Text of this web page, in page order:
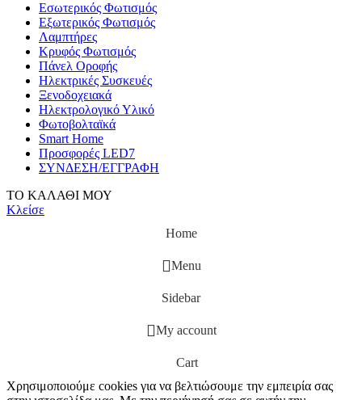
Εσωτερικός Φωτισμός
Εξωτερικός Φωτισμός
Λαμπτήρες
Κρυφός Φωτισμός
Πάνελ Οροφής
Ηλεκτρικές Συσκευές
Ξενοδοχειακά
Ηλεκτρολογικό Υλικό
Φωτοβολταϊκά
Smart Home
Προσφορές LED7
ΣΥΝΔΕΣΗ/ΕΓΓΡΑΦΗ
ΤΟ ΚΑΛΑΘΙ ΜΟΥ
Κλείσε
Home
Menu
Sidebar
My account
Cart
Χρησιμοποιούμε cookies για να βελτιώσουμε την εμπειρία σας